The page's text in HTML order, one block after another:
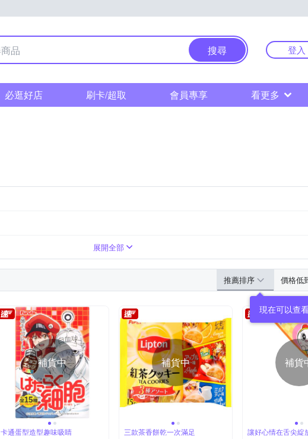
搜尋 登入
必逛好店 刷卡/超取 會員專享 看更多
展開全部
推薦排序 價格低
現在可以查
補貨中
卡通蛋型造型趣味吸睛
補貨中
三款茶香餅乾一次滿足
補貨
讓好心情在舌尖綻